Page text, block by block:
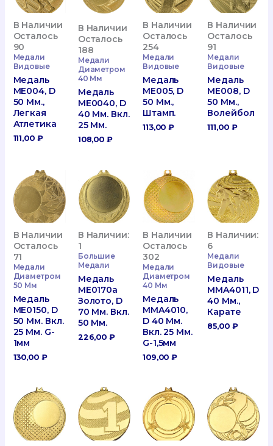
В Наличии
Осталось
90
Медали
Видовые
Медаль
ME004, D
50 Мм.,
Легкая
Атлетика
111,00 ₽
В Наличии
Осталось
188
Медали
Диаметром
40 Мм
Медаль
ME0040, D
40 Мм. Вкл.
25 Мм.
108,00₽
В Наличии
Осталось
254
Медали
Видовые
Медаль
ME005, D
50 Мм.,
Штамп.
113,00₽
В Наличии
Осталось
91
Медали
Видовые
Медаль
ME008, D
50 Мм.,
Волейбол
111,00 ₽
В Наличии
Осталось
71
Медали
Диаметром
50 Мм
Медаль
ME0150, D
50 Мм. Вкл.
25 Мм. G-
1мм
130,00 ₽
В Наличии:
1
Большие
Медали
Медаль
ME0170a
Золото, D
70 Мм. Вкл.
50 Мм.
226,00₽
В Наличии
Осталось
302
Медали
Диаметром
40 Мм
Медаль
MMA4010,
D 40 Мм.
Вкл. 25 Мм.
G-1,5мм
109,00₽
В Наличии:
6
Медали
Видовые
Медаль
MMA4011, D
40 Мм.,
Карате
85,00 ₽